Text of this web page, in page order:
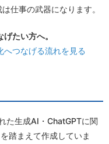
仕事の武器になります。
たい方へ。
つなげる流れを見る
た生成AI・ChatGPTに関
踏まえて作成していま